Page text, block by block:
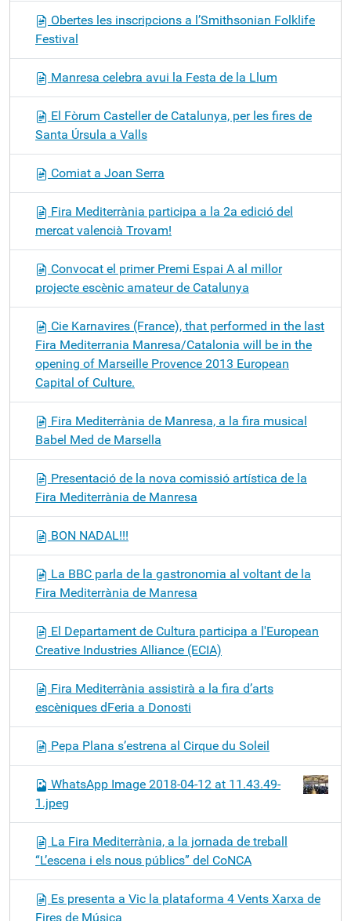
Obertes les inscripcions a l’Smithsonian Folklife
Festival
Manresa celebra avui la Festa de la Llum
El Fòrum Casteller de Catalunya, per les fires de
Santa Úrsula a Valls
Comiat a Joan Serra
Fira Mediterrània participa a la 2a edició del
mercat valencià Trovam!
Convocat el primer Premi Espai A al millor
projecte escènic amateur de Catalunya
Cie Karnavires (France), that performed in the last
Fira Mediterrania Manresa/Catalonia will be in the
opening of Marseille Provence 2013 European
Capital of Culture.
Fira Mediterrània de Manresa, a la fira musical
Babel Med de Marsella
Presentació de la nova comissió artística de la
Fira Mediterrània de Manresa
BON NADAL!!!
La BBC parla de la gastronomia al voltant de la
Fira Mediterrània de Manresa
El Departament de Cultura participa a l'European
Creative Industries Alliance (ECIA)
Fira Mediterrània assistirà a la fira d’arts
escèniques dFeria a Donosti
Pepa Plana s’estrena al Cirque du Soleil
WhatsApp Image 2018-04-12 at 11.43.49-
1.jpeg
La Fira Mediterrània, a la jornada de treball
“L’escena i els nous públics” del CoNCA
Es presenta a Vic la plataforma 4 Vents Xarxa de
Fires de Música